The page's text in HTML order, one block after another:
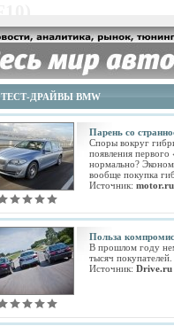
ТЕСТ-ДРАЙВЫ BMW
Парень со
Споры вокруг
появления
нормально?
вообще покупка
Источник: motor.ru
Польза
В прошлом году
тысяч покупателей.
Источник: Drive.ru